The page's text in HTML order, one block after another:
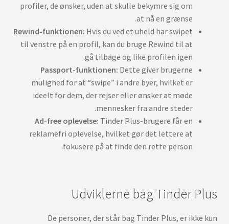
profiler, de ønsker, uden at skulle bekymre sig om
at nå en grænse.
Rewind-funktionen: Hvis du ved et uheld har swipet
til venstre på en profil, kan du bruge Rewind til at
gå tilbage og like profilen igen.
Passport-funktionen: Dette giver brugerne
mulighed for at “swipe” i andre byer, hvilket er
ideelt for dem, der rejser eller ønsker at møde
mennesker fra andre steder.
Ad-free oplevelse: Tinder Plus-brugere får en
reklamefri oplevelse, hvilket gør det lettere at
fokusere på at finde den rette person.
Udviklerne bag Tinder Plus
De personer, der står bag Tinder Plus, er ikke kun